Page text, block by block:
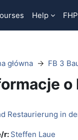
Help
główna FB 3
o
Restaurierung in
r: Steffen Laue